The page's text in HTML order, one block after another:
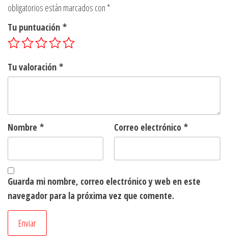
obligatorios están marcados con *
Tu puntuación *
Tu valoración *
Nombre * Correo electrónico *
Guarda mi nombre, correo electrónico y web en este
navegador para la próxima vez que comente.